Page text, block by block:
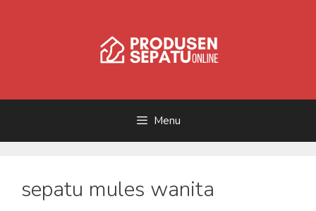
Menu
sepatu mules wanita